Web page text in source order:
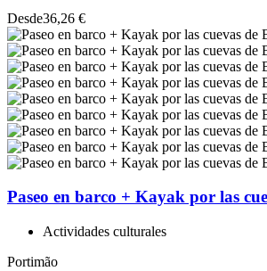
Desde36,26 €
Paseo en barco + Kayak por las
Actividades culturales
Portimão